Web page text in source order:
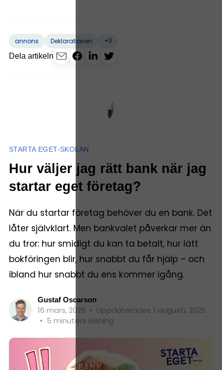
annons Deklarationen
+3
Dela artikeln
STARTA EGET-SKOLAN
Hur väljer jag rätt bank när jag
startar eget företag?
När du startar företag behöver du en bank. Det
låter självklart. Men bankvalet påverkar mer än
du tror: hur smidigt du kan ta betalt, hur lätt
bokföringen blir, hur snabbt du får hjälp – och
ibland hur snabbt du ens kommer igång.
Gustaf Oscarson
16 mars, 2026 • Uppdaterades 1 augusti, 2026
• 5 minuters läsning